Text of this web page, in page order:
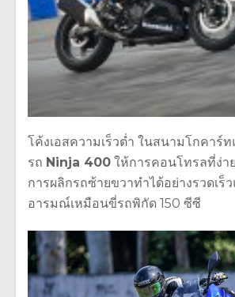
โค้งเอสความเร็วต่ำ ในสนามโกคาร์ท
รถ Ninja 400 ให้การคอนโทรลที่ง่า
การผลิกรถซ้ายขวาทำได้อย่างรวดเร็
อารมณ์เหมือนขี่รถพิกัด 150 ซีซี